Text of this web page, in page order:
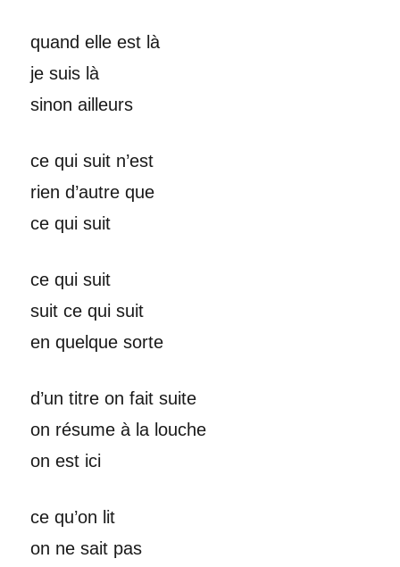
quand elle est là
je suis là
sinon ailleurs
ce qui suit n’est
rien d’autre que
ce qui suit
ce qui suit
suit ce qui suit
en quelque sorte
d’un titre on fait suite
on résume à la louche
on est ici
ce qu’on lit
on ne sait pas